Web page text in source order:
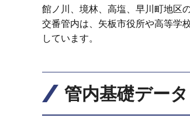
館ノ川、境林、高塩、早川町地区
交番管内は、矢板市役所や高等学
しています。
管内基礎データ